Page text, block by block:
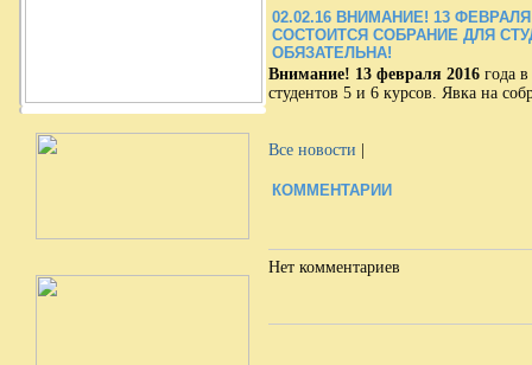
02.02.16 ВНИМАНИЕ! 13 ФЕВРАЛЯ
СОСТОИТСЯ СОБРАНИЕ ДЛЯ
ОБЯЗАТЕЛЬНА!
Внимание! 13 февраля 2016 года
студентов 5 и 6 курсов. Явка на
Все новости
КОММЕНТАРИИ
Нет комментариев